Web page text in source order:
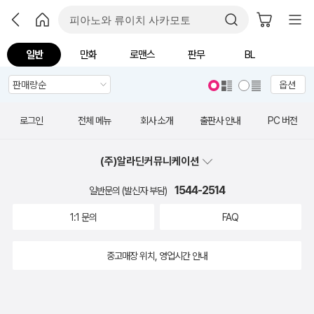
일반 만화 로맨스 판무 BL
옵션
로그인 전체 메뉴 회사 소개 출판사 안내 PC 버전
(주)알라딘커뮤니케이션
일반문의 (발신자 부담) 1544-2514
1:1 문의 FAQ
중고매장 위치, 영업시간 안내